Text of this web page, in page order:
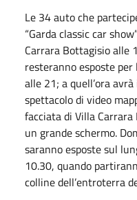
Le 34 auto che
“Garda classic car
Carrara Bottagisio alle
resteranno esposte
alle 21; a quell’ora
spettacolo di video
facciata di Villa
un grande schermo.
saranno esposte sul
10.30, quando
colline dell’entroterra